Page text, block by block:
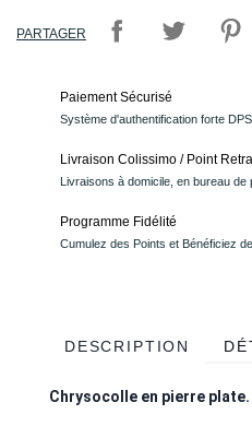
PARTAGER
Paiement Sécurisé
Système d'authentification forte
Livraison Colissimo / Point
Livraisons à domicile, en bureau
Programme Fidélité
Cumulez des Points et Bénéficiez
DESCRIPTION
Chrysocolle en pierre plate.